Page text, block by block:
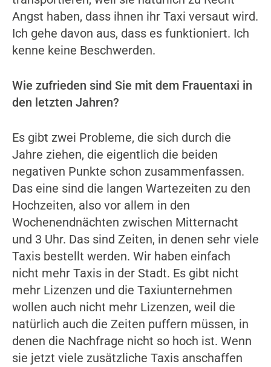
Angst haben, dass ihnen ihr Taxi versaut wird.
Ich gehe davon aus, dass es funktioniert. Ich
kenne keine Beschwerden.
Wie zufrieden sind Sie mit dem Frauentaxi in
den letzten Jahren?
Es gibt zwei Probleme, die sich durch die
Jahre ziehen, die eigentlich die beiden
negativen Punkte schon zusammenfassen.
Das eine sind die langen Wartezeiten zu den
Hochzeiten, also vor allem in den
Wochenendnächten zwischen Mitternacht
und 3 Uhr. Das sind Zeiten, in denen sehr viele
Taxis bestellt werden. Wir haben einfach
nicht mehr Taxis in der Stadt. Es gibt nicht
mehr Lizenzen und die Taxiunternehmen
wollen auch nicht mehr Lizenzen, weil die
natürlich auch die Zeiten puffern müssen, in
denen die Nachfrage nicht so hoch ist. Wenn
sie jetzt viele zusätzliche Taxis anschaffen